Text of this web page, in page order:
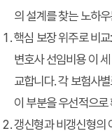
의 설계를 찾는 노하
핵심 보장 위주로 비교
변호사 선임비용 이
교합니다. 각 보험사
이 부분을 우선적으
갱신형과 비갱신형의